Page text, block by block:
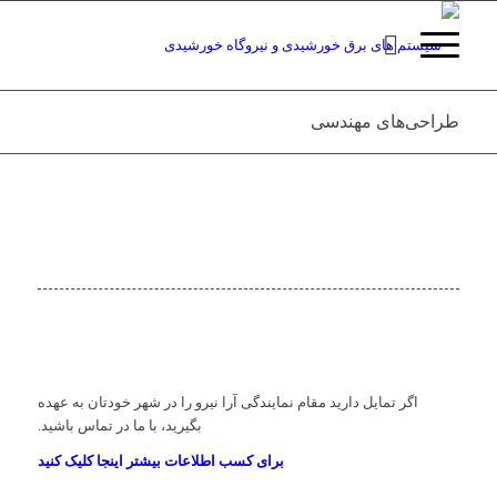
طراحی‌های مهندسی
اگر تمایل دارید مقام نمایندگی آرا نیرو را در شهر خودتان به عهده
بگیرید، با ما در تماس باشید.
برای کسب اطلاعات بیشتر اینجا کلیک کنید